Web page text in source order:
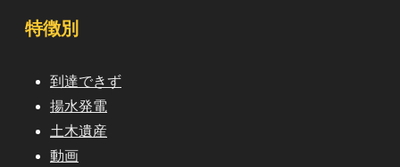
特徴別
到達できず
揚水発電
土木遺産
動画